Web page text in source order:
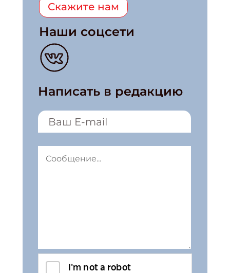
Скажите нам
Наши соцсети
Написать в редакцию